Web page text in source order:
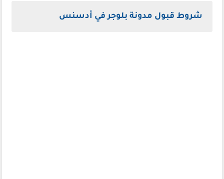
شروط قبول مدونة بلوجر في أدسنس